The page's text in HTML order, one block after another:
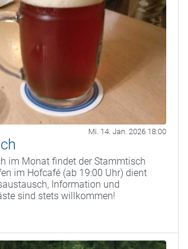
Mi. 14. Jan. 2026 18:00
im Monat findet der Stammtisch
im Hofcafé (ab 19:00 Uhr) dient
Information und
sind stets willkommen!